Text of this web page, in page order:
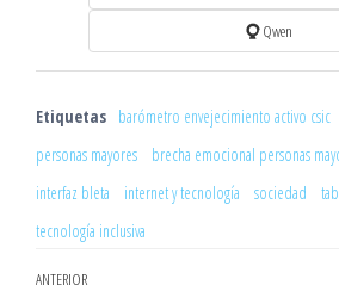
Qwen
Etiquetas barómetro envejecimiento activo csic
personas mayores
brecha emocional personas
interfaz bleta
internet y tecnología sociedad
tecnología inclusiva
ANTERIOR